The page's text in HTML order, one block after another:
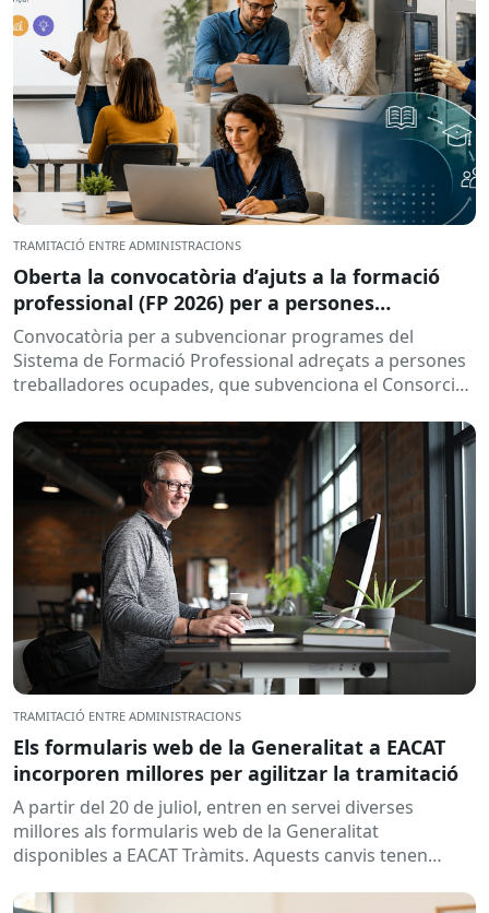
TRAMITACIÓ ENTRE ADMINISTRACIONS
Oberta la convocatòria d’ajuts a la formació
professional (FP 2026) per a persones
treballadores ocupades
Convocatòria per a subvencionar programes del
Sistema de Formació Professional adreçats a persones
treballadores ocupades, que subvenciona el Consorci
TRAMITACIÓ ENTRE ADMINISTRACIONS
Els formularis web de la Generalitat a EACAT
incorporen millores per agilitzar la tramitació
A partir del 20 de juliol, entren en servei diverses
millores als formularis web de la Generalitat
disponibles a EACAT Tràmits. Aquests canvis tenen